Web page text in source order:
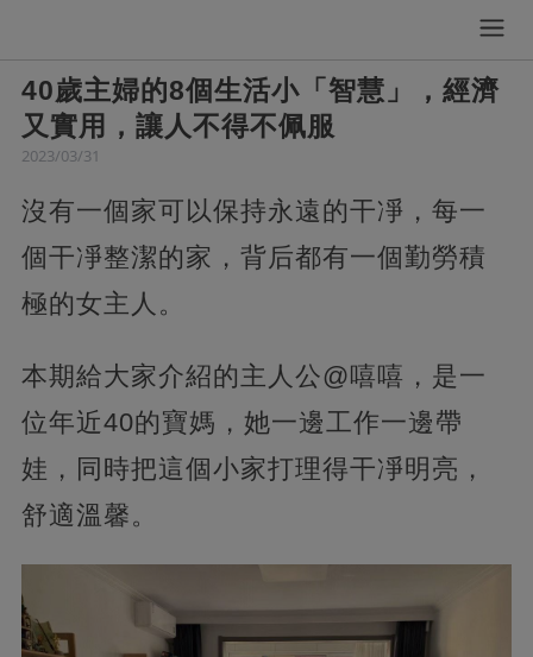
40歲主婦的8個生活小「智慧」，經濟
又實用，讓人不得不佩服
2023/03/31
沒有一個家可以保持永遠的干凈，每一
個干凈整潔的家，背后都有一個勤勞積
極的女主人。
本期給大家介紹的主人公@嘻嘻，是一
位年近40的寶媽，她一邊工作一邊帶
娃，同時把這個小家打理得干凈明亮，
舒適溫馨。